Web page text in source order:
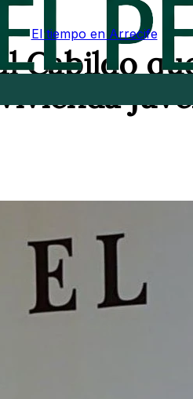
El tiempo en Arrecife
Cabildo